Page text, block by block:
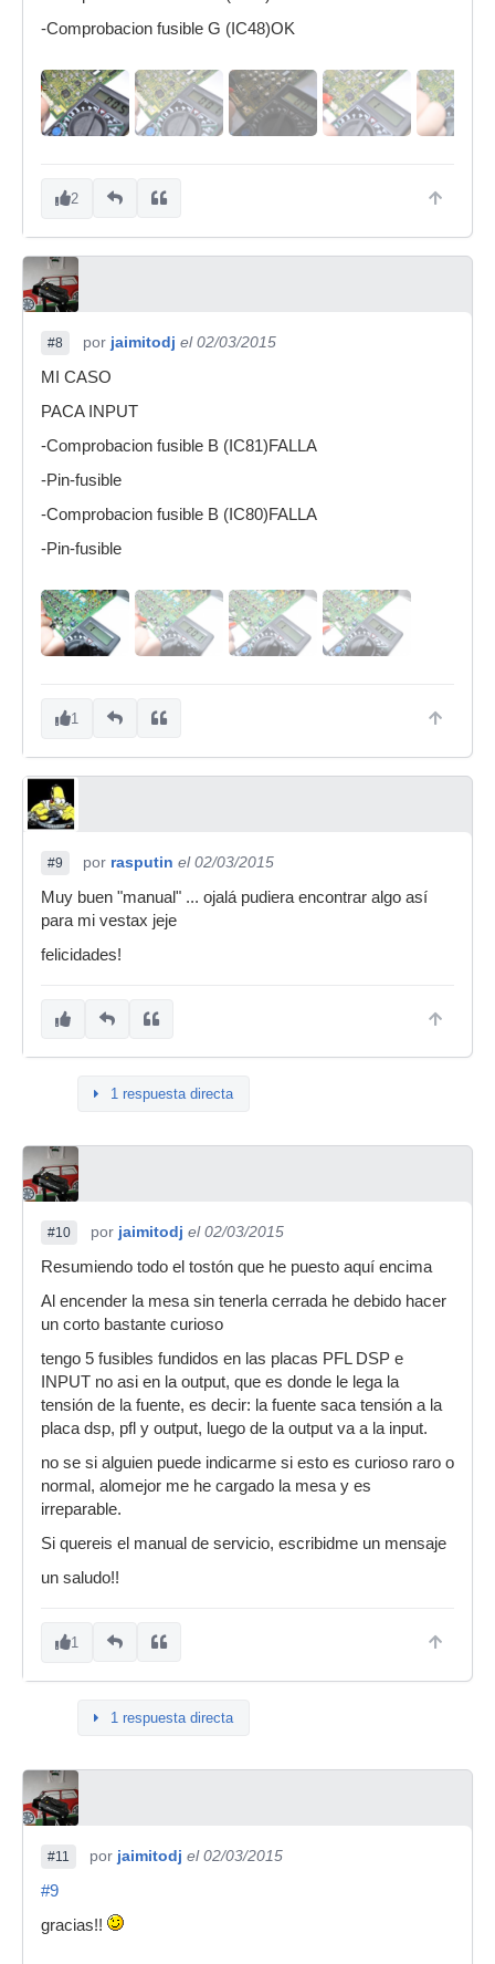
-Comprobacion fusible G (IC48)OK
2
#8 por jaimitodj el 02/03/2015
MI CASO
PACA INPUT
-Comprobacion fusible B (IC81)FALLA
-Pin-fusible
-Comprobacion fusible B (IC80)FALLA
-Pin-fusible
1
#9 por rasputin el 02/03/2015
Muy buen "manual" ... ojalá pudiera encontrar algo así
para mi vestax jeje
felicidades!
1 respuesta directa
#10 por jaimitodj el 02/03/2015
Resumiendo todo el tostón que he puesto aquí encima
Al encender la mesa sin tenerla cerrada he debido hacer
un corto bastante curioso
tengo 5 fusibles fundidos en las placas PFL DSP e
INPUT no asi en la output, que es donde le lega la
tensión de la fuente, es decir: la fuente saca tensión a la
placa dsp, pfl y output, luego de la output va a la input.
no se si alguien puede indicarme si esto es curioso raro o
normal, alomejor me he cargado la mesa y es
irreparable.
Si quereis el manual de servicio, escribidme un mensaje
un saludo!!
1
1 respuesta directa
#11 por jaimitodj el 02/03/2015
#9
gracias!!